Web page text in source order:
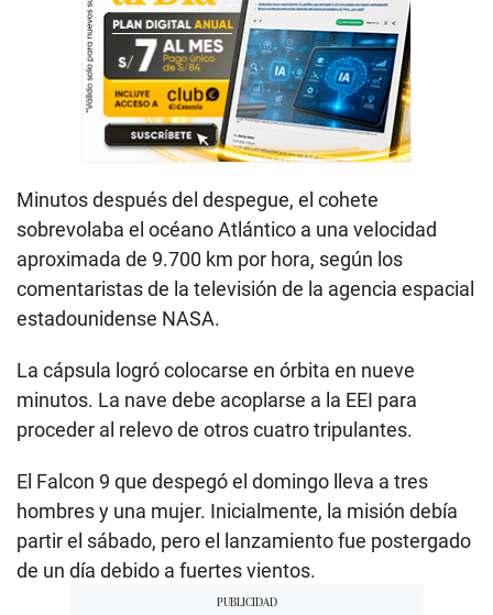
Minutos después del despegue, el cohete
sobrevolaba el océano Atlántico a una velocidad
aproximada de 9.700 km por hora, según los
comentaristas de la televisión de la agencia espacial
estadounidense NASA.
La cápsula logró colocarse en órbita en nueve
minutos. La nave debe acoplarse a la EEI para
proceder al relevo de otros cuatro tripulantes.
El Falcon 9 que despegó el domingo lleva a tres
hombres y una mujer. Inicialmente, la misión debía
partir el sábado, pero el lanzamiento fue postergado
de un día debido a fuertes vientos.